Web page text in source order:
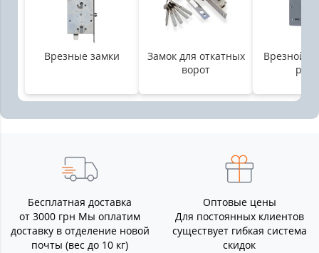
Врезные замки
Замок для откатных
ворот
Врезной
Бесплатная доставка
от 3000 грн Мы оплатим
доставку в отделение новой
почты (вес до 10 кг)
Оптовые цены
Для постоянных клиентов
существует гибкая система
скидок